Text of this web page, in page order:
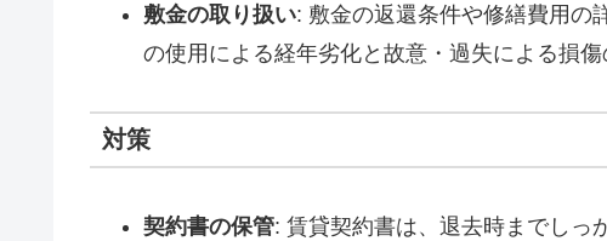
敷金の取り扱い: 敷金の返還条件や修繕費用の
の使用による経年劣化と故意・過失による損
対策
契約書の保管: 賃貸契約書は、退去時までしっ